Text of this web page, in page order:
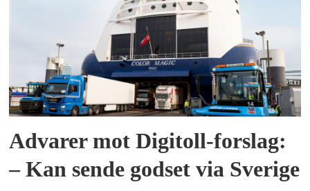
Advarer mot Digitoll-forslag:
– Kan sende godset via Sverige